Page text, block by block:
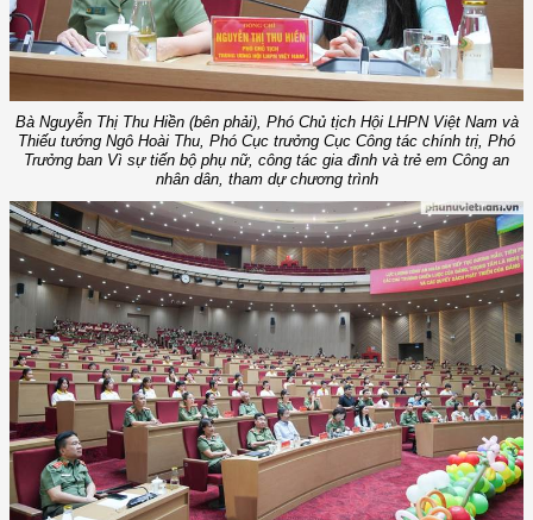
Bà Nguyễn Thị Thu Hiền (bên phải), Phó Chủ tịch Hội LHPN Việt Nam và
Thiếu tướng Ngô Hoài Thu, Phó Cục trưởng Cục Công tác chính trị, Phó
Trưởng ban Vì sự tiến bộ phụ nữ, công tác gia đình và trẻ em Công an
nhân dân, tham dự chương trình